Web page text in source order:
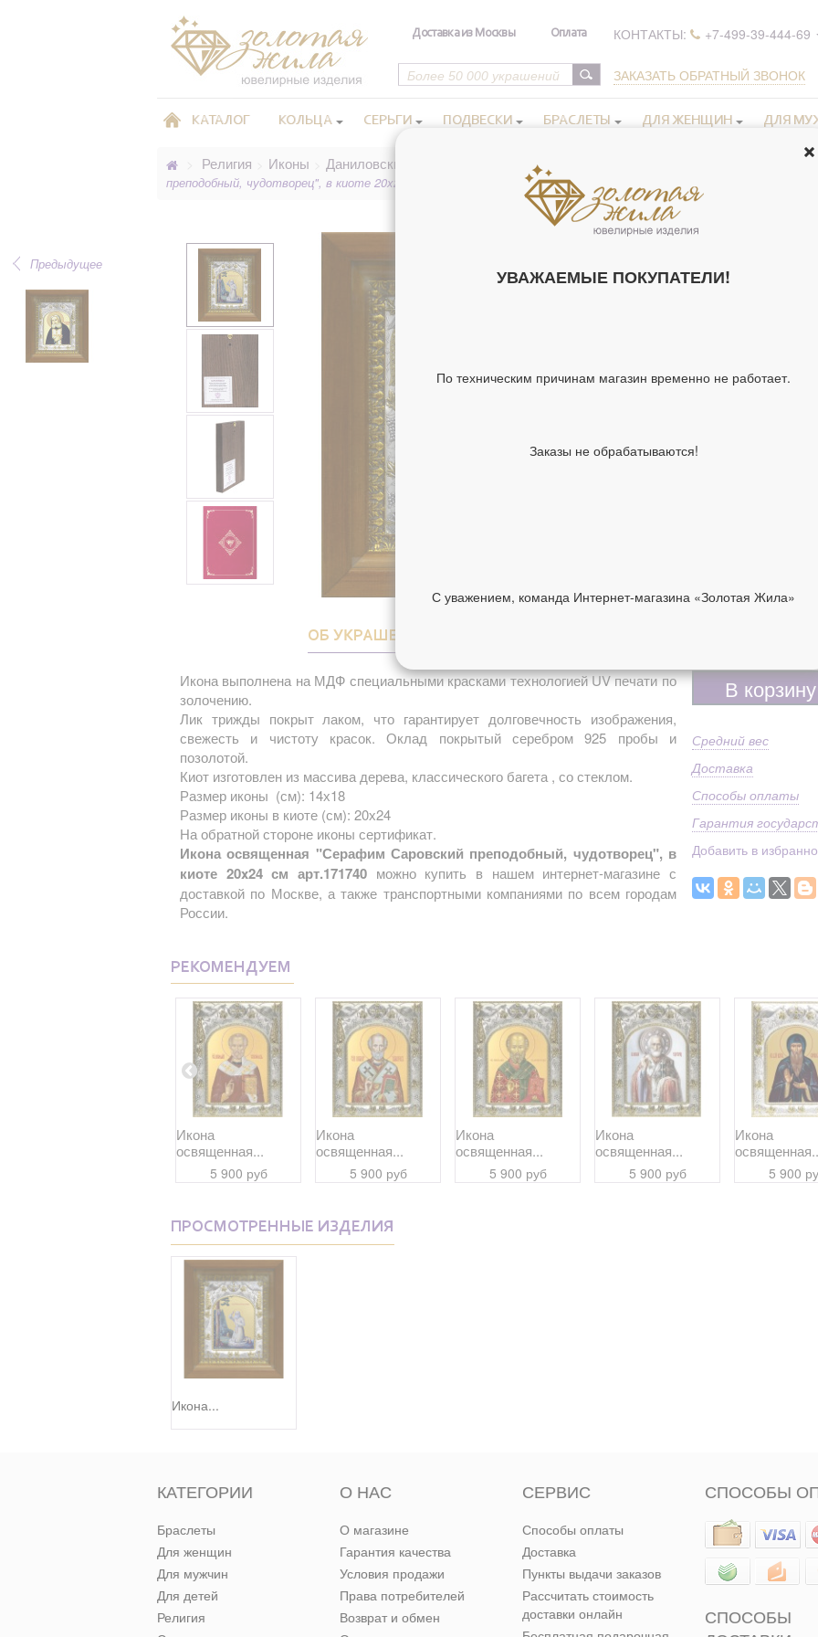
Доставка из Москвы Оплата КОНТАКТЫ: +7-499-39-444-69
ЗАКАЗАТЬ ОБРАТНЫЙ ЗВОНОК
КАТАЛОГ КОЛЬЦА СЕРЬГИ ПОДВЕСКИ БРАСЛЕТЫ ДЛЯ ЖЕНЩИН ДЛЯ
Религия Иконы Даниловские иконы в серебряном окладе
преподобный, чудотворец", в киоте 20x24 см арт.171740
Предыдущее
ОБ УКРАШЕНИИ
Икона выполнена на МДФ специальными красками технологией UV печати по
золочению.
Лик трижды покрыт лаком, что гарантирует долговечность изображения,
свежесть и чистоту красок. Оклад покрытый серебром 925 пробы и
позолотой.
Киот изготовлен из массива дерева, классического багета , со стеклом.
Размер иконы (см): 14х18
Размер иконы в киоте (см): 20х24
На обратной стороне иконы сертификат.
Икона освященная "Серафим Саровский преподобный, чудотворец", в
киоте 20x24 см арт.171740можно купить в нашем интернет-магазине с
доставкой по Москве, а также транспортными компаниями по всем городам
России.
ИКОНА
САРОВСКИЙ
АРТ.171740
Высота киота,
Дополнительно
В корзину
Средний вес
Доставка
Способы оплаты
Гарантия
Добавить в
РЕКОМЕНДУЕМ
Икона
освященная...
5 900 руб
Икона
освященная...
5 900 руб
Икона
освященная...
5 900 руб
Икона
освященная...
5 900 руб
Икона
5 900
ПРОСМОТРЕННЫЕ ИЗДЕЛИЯ
Икона...
КАТЕГОРИИ
Браслеты
Для женщин
Для мужчин
Для детей
Религия
О НАС
О магазине
Гарантия качества
Условия продажи
Права потребителей
Возврат и обмен
СЕРВИС
Способы оплаты
Доставка
Пункты выдачи заказов
Рассчитать стоимость
доставки онлайн
СПОСОБЫ
СПОСОБЫ
УВАЖАЕМЫЕ ПОКУПАТЕЛИ!
По техническим причинам магазин временно не работает.
Заказы не обрабатываются!
С уважением, команда Интернет-магазина «Золотая Жила»